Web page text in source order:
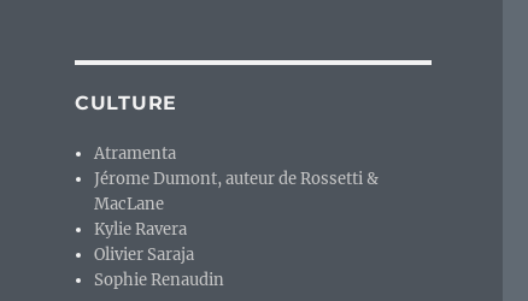
CULTURE
Atramenta
Jérome Dumont, auteur de Rossetti &
MacLane
Kylie Ravera
Olivier Saraja
Sophie Renaudin